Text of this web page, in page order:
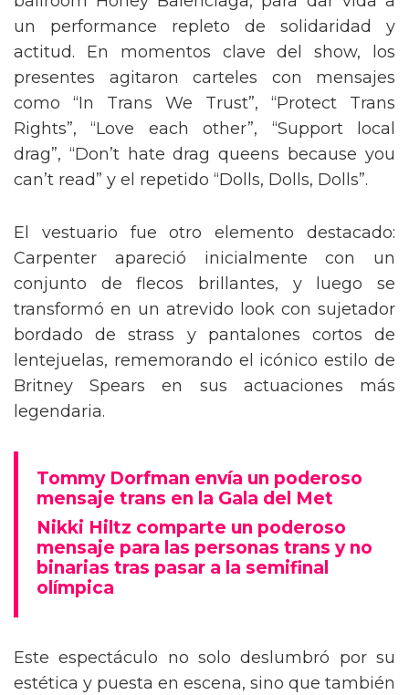
un performance repleto de solidaridad y
actitud. En momentos clave del show, los
presentes agitaron carteles con mensajes
como “In Trans We Trust”, “Protect Trans
Rights”, “Love each other”, “Support local
drag”, “Don’t hate drag queens because you
can’t read” y el repetido “Dolls, Dolls, Dolls”.
El vestuario fue otro elemento destacado:
Carpenter apareció inicialmente con un
conjunto de flecos brillantes, y luego se
transformó en un atrevido look con sujetador
bordado de strass y pantalones cortos de
lentejuelas, rememorando el icónico estilo de
Britney Spears en sus actuaciones más
legendaria.
Tommy Dorfman envía un poderoso
mensaje trans en la Gala del Met
Nikki Hiltz comparte un poderoso
mensaje para las personas trans y no
binarias tras pasar a la semifinal
olímpica
Este espectáculo no solo deslumbró por su
estética y puesta en escena, sino que también